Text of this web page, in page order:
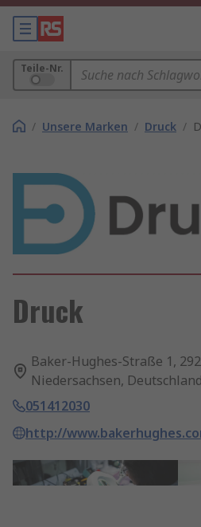
Teile-Nr.
/ Unsere Marken / Druck /
Druck
Baker-Hughes-Straße 1,
Niedersachsen, Deutschland
051412030
http://